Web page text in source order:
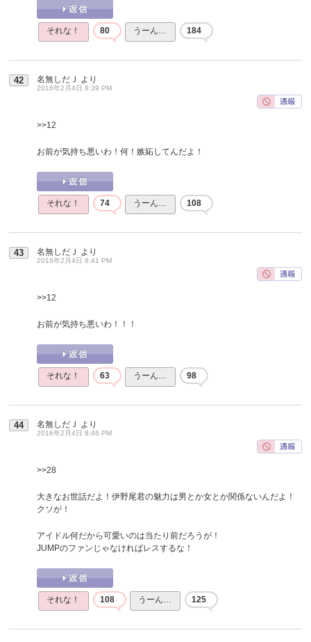
それな！ 80 うーん… 184
42 名無しだＪ より
2016年2月4日 8:39 PM
>>12
お前が気持ち悪いわ！何！嫉妬してんだよ！
それな！ 74 うーん… 108
43 名無しだＪ より
2016年2月4日 8:41 PM
>>12
お前が気持ち悪いわ！！！
それな！ 63 うーん… 98
44 名無しだＪ より
2016年2月4日 8:46 PM
>>28
大きなお世話だよ！伊野尾君の魅力は男とか女とか関係ないんだよ！
クソが！
アイドル何だから可愛いのは当たり前だろうが！
JUMPのファンじゃなければレスするな！
それな！ 108 うーん… 125